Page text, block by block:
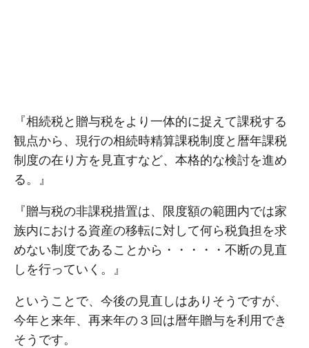
『相続税と贈与税をより一体的に捉えて課税する
観点から、現行の相続時精算課税制度と暦年課税
制度の在り方を見直すなど、本格的な検討を進め
る。』
『贈与税の非課税措置は、限度額の範囲内では家
族内における資産の移転に対して何ら税負担を求
めない制度であることから・・・・・不断の見直
しを行っていく。』
ということで、今後の見直しはありそうですが、
今年と来年、再来年の３回は暦年贈与を利用でき
そうです。